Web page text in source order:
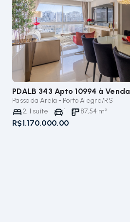
PDALB 343 Apto 10994 à Venda
Passo da Areia - Porto Alegre/RS
2, 1 suíte 1 87,54 m²
R$1.170.000,00